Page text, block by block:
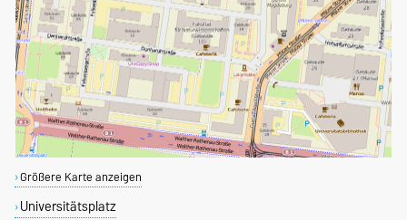
Größere Karte anzeigen
Universitätsplatz